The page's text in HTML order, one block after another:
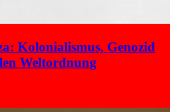
Kolonialismus, Genozid
Weltordnung